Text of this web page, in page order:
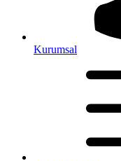
Kurumsal